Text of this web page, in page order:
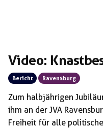
Video:
Bericht Ravensburg
Zum halbjährigen
ihm an der JVA
Freiheit für alle